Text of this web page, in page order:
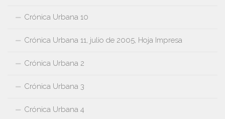
Crónica Urbana 10
Crónica Urbana 11, julio de 2005, Hoja Impresa
Crónica Urbana 2
Crónica Urbana 3
Crónica Urbana 4